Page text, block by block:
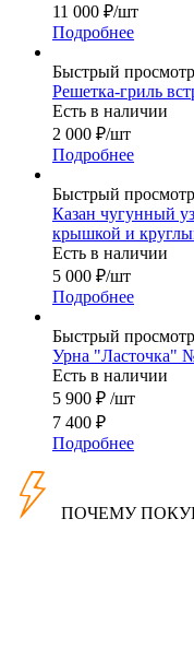
11 000 ₽/шт
Подробнее
Быстрый просмотр
Решетка-гриль
Есть в наличии
2 000 ₽/шт
Подробнее
Быстрый просмотр
Казан чугунный
крышкой и
Есть в наличии
5 000 ₽/шт
Подробнее
Быстрый просмотр
Урна "Ласточка"
Есть в наличии
5 900 ₽ /шт
7 400 ₽
Подробнее
ПОЧЕМУ